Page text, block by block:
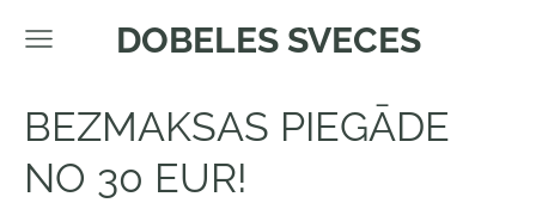
DOBELES SVECES
BEZMAKSAS PIEGĀDE
NO 30 EUR!